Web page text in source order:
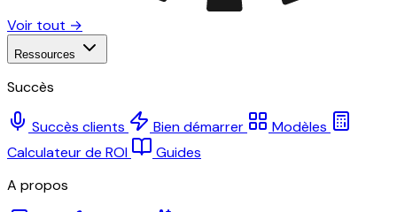
Voir tout →
Ressources
Succès
Succès clients Bien démarrer
Modèles
Calculateur de ROI
Guides
A propos